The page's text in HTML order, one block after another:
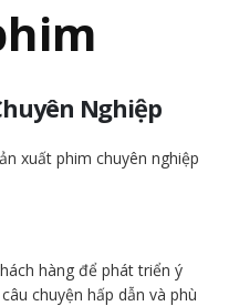
Nghiệp
xuất phim chuyên nghiệp
hàng để phát triển ý
chuyện hấp dẫn và phù